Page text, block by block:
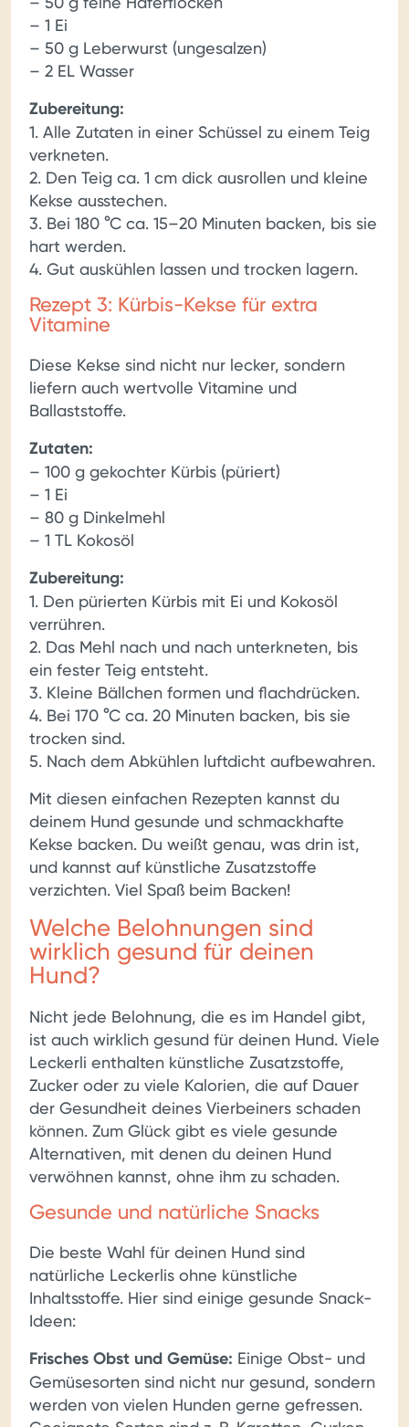
– 1 Ei
– 50 g Leberwurst (ungesalzen)
– 2 EL Wasser
Zubereitung:
1. Alle Zutaten in einer Schüssel zu einem Teig
verkneten.
2. Den Teig ca. 1 cm dick ausrollen und kleine
Kekse ausstechen.
3. Bei 180 °C ca. 15–20 Minuten backen, bis sie
hart werden.
4. Gut auskühlen lassen und trocken lagern.
Rezept 3: Kürbis-Kekse für extra
Vitamine
Diese Kekse sind nicht nur lecker, sondern
liefern auch wertvolle Vitamine und
Ballaststoffe.
Zutaten:
– 100 g gekochter Kürbis (püriert)
– 1 Ei
– 80 g Dinkelmehl
– 1 TL Kokosöl
Zubereitung:
1. Den pürierten Kürbis mit Ei und Kokosöl
verrühren.
2. Das Mehl nach und nach unterkneten, bis
ein fester Teig entsteht.
3. Kleine Bällchen formen und flachdrücken.
4. Bei 170 °C ca. 20 Minuten backen, bis sie
trocken sind.
5. Nach dem Abkühlen luftdicht aufbewahren.
Mit diesen einfachen Rezepten kannst du
deinem Hund gesunde und schmackhafte
Kekse backen. Du weißt genau, was drin ist,
und kannst auf künstliche Zusatzstoffe
verzichten. Viel Spaß beim Backen!
Welche Belohnungen sind
wirklich gesund für deinen
Hund?
Nicht jede Belohnung, die es im Handel gibt,
ist auch wirklich gesund für deinen Hund. Viele
Leckerli enthalten künstliche Zusatzstoffe,
Zucker oder zu viele Kalorien, die auf Dauer
der Gesundheit deines Vierbeiners schaden
können. Zum Glück gibt es viele gesunde
Alternativen, mit denen du deinen Hund
verwöhnen kannst, ohne ihm zu schaden.
Gesunde und natürliche Snacks
Die beste Wahl für deinen Hund sind
natürliche Leckerlis ohne künstliche
Inhaltsstoffe. Hier sind einige gesunde Snack-
Ideen:
Frisches Obst und Gemüse: Einige Obst- und
Gemüsesorten sind nicht nur gesund, sondern
werden von vielen Hunden gerne gefressen.